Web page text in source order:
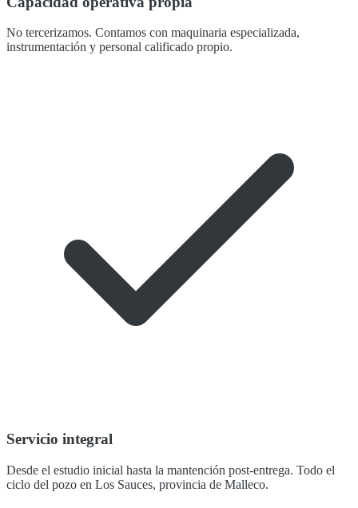
No tercerizamos. Contamos con maquinaria especializada,
instrumentación y personal calificado propio.
Servicio integral
Desde el estudio inicial hasta la mantención post-entrega. Todo el
ciclo del pozo en Los Sauces, provincia de Malleco.